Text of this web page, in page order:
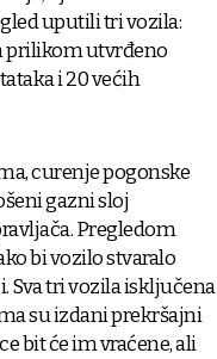
uputili tri vozila:
prilikom utvrđeno
i 20 većih
curenje pogonske
gazni sloj
Pregledom
bi vozilo stvaralo
Sva tri vozila isključena
su izdani prekršajni
bit će im vraćene, ali